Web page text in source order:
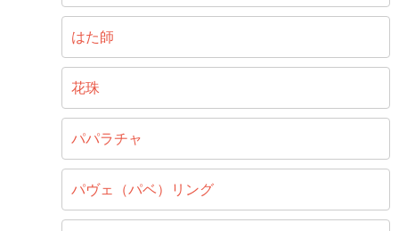
はた師
花珠
パパラチャ
パヴェ（パベ）リング